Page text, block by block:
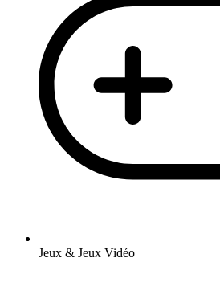
Jeux & Jeux Vidéo